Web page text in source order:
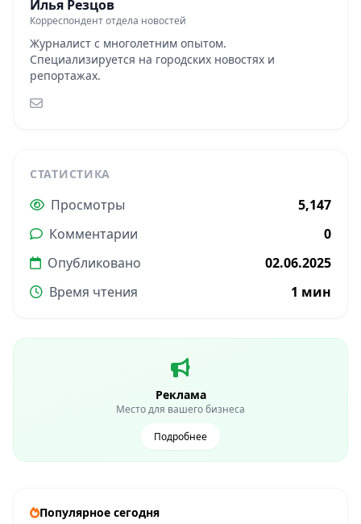
Илья Резцов
Корреспондент отдела новостей
Журналист с многолетним опытом.
Специализируется на городских новостях и
репортажах.
СТАТИСТИКА
Просмотры
5,147
Комментарии
0
Опубликовано
02.06.2025
Время чтения
1 мин
Реклама
Место для вашего бизнеса
Подробнее
Популярное сегодня